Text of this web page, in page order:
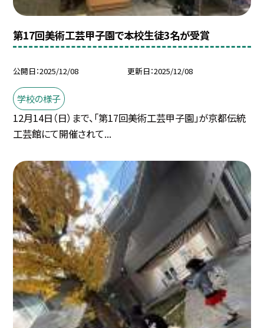
第17回美術工芸甲子園で本校生徒3名が受賞
公開日 2025/12/08 更新日 2025/12/08
学校の様子
12月14日（日）まで、「第17回美術工芸甲子園」が京都伝統
工芸館にて開催されて...